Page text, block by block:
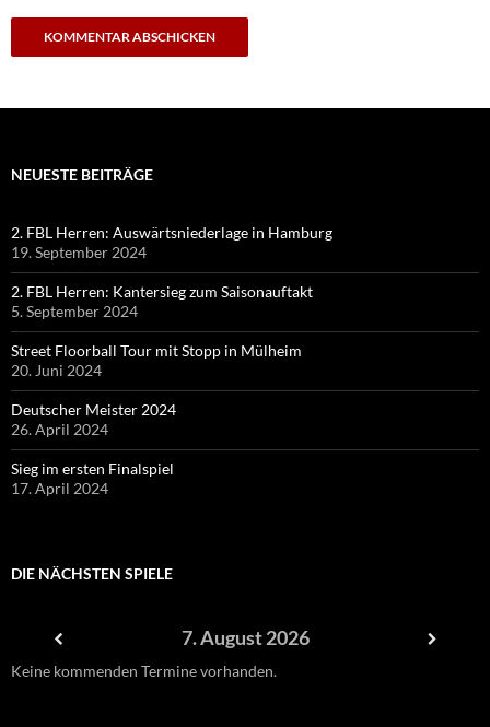
NEUESTE BEITRÄGE
2. FBL Herren: Auswärtsniederlage in Hamburg
19. September 2024
2. FBL Herren: Kantersieg zum Saisonauftakt
5. September 2024
Street Floorball Tour mit Stopp in Mülheim
20. Juni 2024
Deutscher Meister 2024
26. April 2024
Sieg im ersten Finalspiel
17. April 2024
DIE NÄCHSTEN SPIELE
7. August 2026
Keine kommenden Termine vorhanden.